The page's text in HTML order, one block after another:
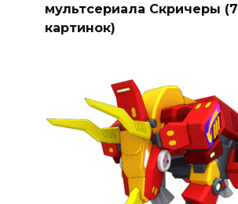
мультсериала Скричеры (7
картинок)